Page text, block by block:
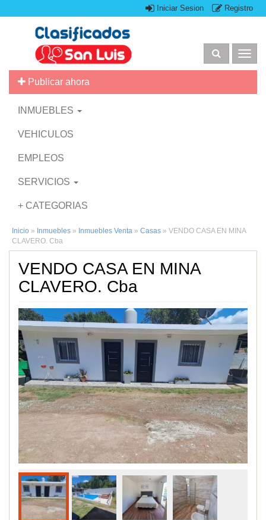
Iniciar Sesion Registro
Publicar ahora
INMUEBLES
VEHICULOS
EMPLEOS
SERVICIOS
+ CATEGORIAS
Inicio » Inmuebles » Inmuebles Venta » Casas » VENDO CASA EN MINA
CLAVERO. Cba
VENDO CASA EN MINA
CLAVERO. Cba